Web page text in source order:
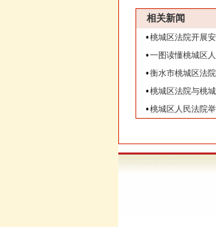
相关新闻
•桃城区法院开展
•一图读懂桃城区
•衡水市桃城区法
•桃城区法院与桃
•桃城区人民法院